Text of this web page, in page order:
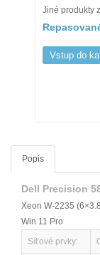
Jiné produkty
Vstup do
Popis
Dell Precision
Xeon W-2235
Win 11 Pro
Síťové prvky: